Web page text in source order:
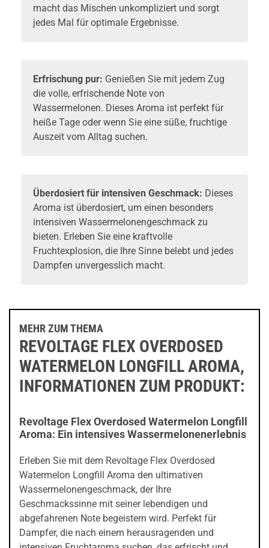
macht das Mischen unkompliziert und sorgt
jedes Mal für optimale Ergebnisse.
Erfrischung pur: Genießen Sie mit jedem Zug
die volle, erfrischende Note von
Wassermelonen. Dieses Aroma ist perfekt für
heiße Tage oder wenn Sie eine süße, fruchtige
Auszeit vom Alltag suchen.
Überdosiert für intensiven Geschmack: Dieses
Aroma ist überdosiert, um einen besonders
intensiven Wassermelonengeschmack zu
bieten. Erleben Sie eine kraftvolle
Fruchtexplosion, die Ihre Sinne belebt und jedes
Dampfen unvergesslich macht.
MEHR ZUM THEMA
REVOLTAGE FLEX OVERDOSED
WATERMELON LONGFILL AROMA,
INFORMATIONEN ZUM PRODUKT:
Revoltage Flex Overdosed Watermelon Longfill
Aroma: Ein intensives Wassermelonenerlebnis
Erleben Sie mit dem Revoltage Flex Overdosed
Watermelon Longfill Aroma den ultimativen
Wassermelonengeschmack, der Ihre
Geschmackssinne mit seiner lebendigen und
abgefahrenen Note begeistern wird. Perfekt für
Dampfer, die nach einem herausragenden und